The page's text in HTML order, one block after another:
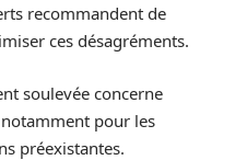
recommandent de
ces désagréments.
soulevée concerne
pour les
préexistantes.